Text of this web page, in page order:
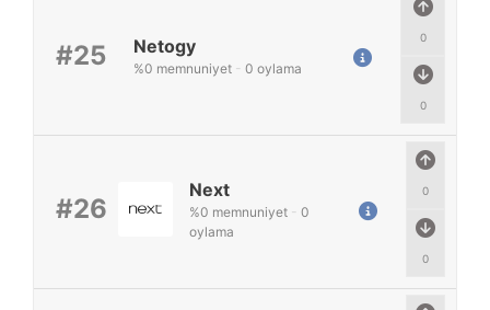
#25
0
0
Netogy
%0 memnuniyet - 0 oylama
#26
0
0
Next
%0 memnuniyet - 0
oylama